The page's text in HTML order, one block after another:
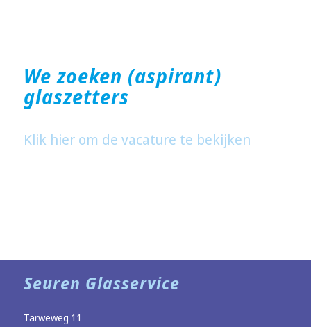
We zoeken (aspirant)
glaszetters
Klik hier om de vacature te bekijken
Seuren Glasservice
Tarweweg 11